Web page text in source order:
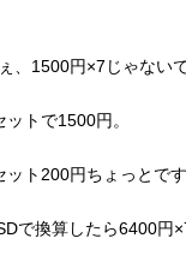
、1500円×7じゃないで
ットで1500円。
ット200円ちょっとで
で換算したら6400円